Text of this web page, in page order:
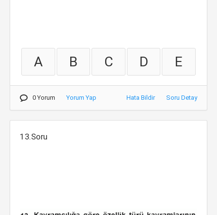
A B C D E
0 Yorum Yorum Yap Hata Bildir Soru Detay
13.Soru